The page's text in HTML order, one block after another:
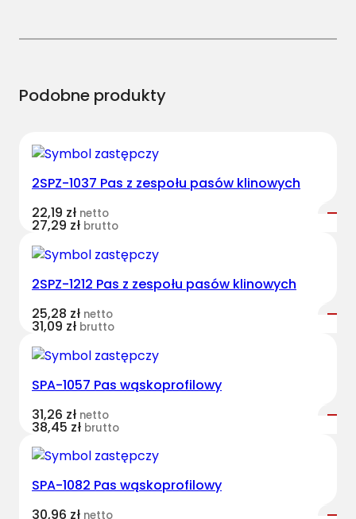
Podobne produkty
2SPZ-1037 Pas z zespołu pasów klinowych
22,19 zł netto
27,29 zł brutto
2SPZ-1212 Pas z zespołu pasów klinowych
25,28 zł netto
31,09 zł brutto
SPA-1057 Pas wąskoprofilowy
31,26 zł netto
38,45 zł brutto
SPA-1082 Pas wąskoprofilowy
30,96 zł netto